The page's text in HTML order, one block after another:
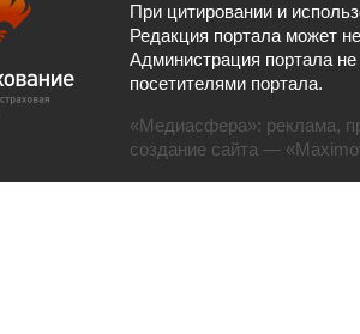
При цитировании и
Редакция портала может
Администрация портала
посетителями портала.
«Медиасфера»: реклама,
создание сайта —